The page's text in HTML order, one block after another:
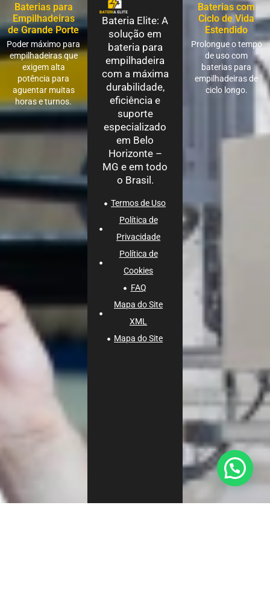
Baterias para
Empilhadeiras
de Grande Porte
Poder máximo para
empilhadeiras que
exigem alta
potência para
aguentar muitas
horas e turnos.
Bateria Elite: A
solução em
bateria para
empilhadeira
com a máxima
durabilidade,
eficiência e
suporte
especializado
em Belo
Horizonte –
MG e em todo
o Brasil.
Termos de Uso
Política de
Privacidade
Política de
Cookies
FAQ
Mapa do Site
XML
Mapa do Site
Baterias com
Ciclo de Vida
Estendido
Prolongue o tempo
de uso com
baterias para
empilhadeiras de
ciclo longo.